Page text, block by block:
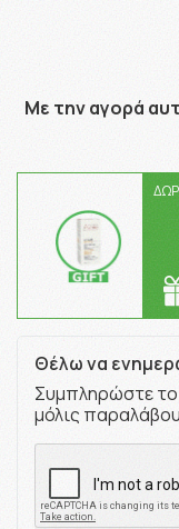
Με την αγορά
Θέλω να
Συμπληρώστε το
μόλις